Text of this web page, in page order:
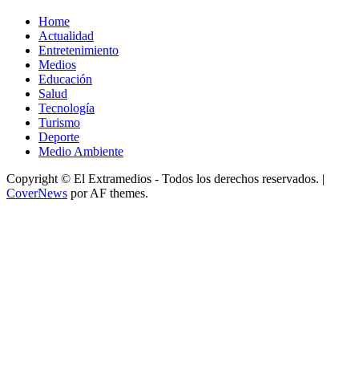
Home
Actualidad
Entretenimiento
Medios
Educación
Salud
Tecnología
Turismo
Deporte
Medio Ambiente
Copyright © El Extramedios - Todos los derechos reservados. |
CoverNews por AF themes.